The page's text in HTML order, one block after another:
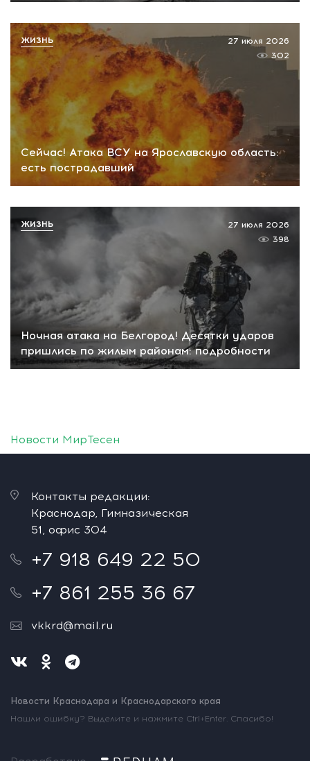
Сейчас! Атака ВСУ на Ярославскую область:
есть пострадавший
27 июля 2026
302
ЖИЗНЬ
Ночная атака на Белгород! Десятки ударов
пришлись по жилым районам: подробности
27 июля 2026
398
ЖИЗНЬ
Новости МирТесен
Контакты редакции:
Краснодар, Гимназическая
51, офис 304
+7 918 649 22 50
+7 861 255 36 67
vkkrd@mail.ru
Новости Краснодара и Краснодарского края
Нашли ошибку? Выделите и нажмите Ctrl+Enter. Спасибо!